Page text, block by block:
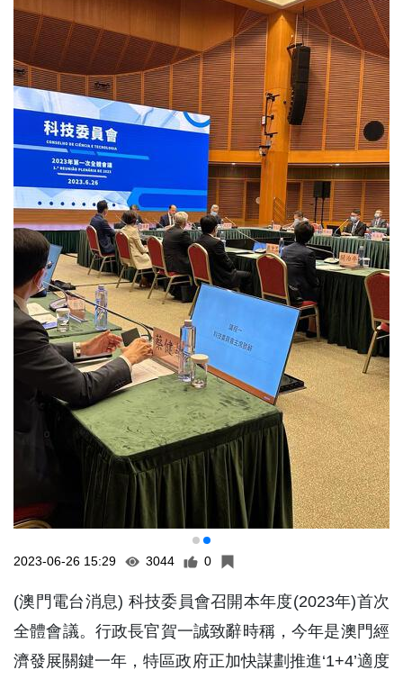
2023-06-26 15:29 3044 0
(澳門電台消息) 科技委員會召開本年度(2023年)首次
全體會議。行政長官賀一誠致辭時稱，今年是澳門經
濟發展關鍵一年，特區政府正加快謀劃推進‘1+4’適度